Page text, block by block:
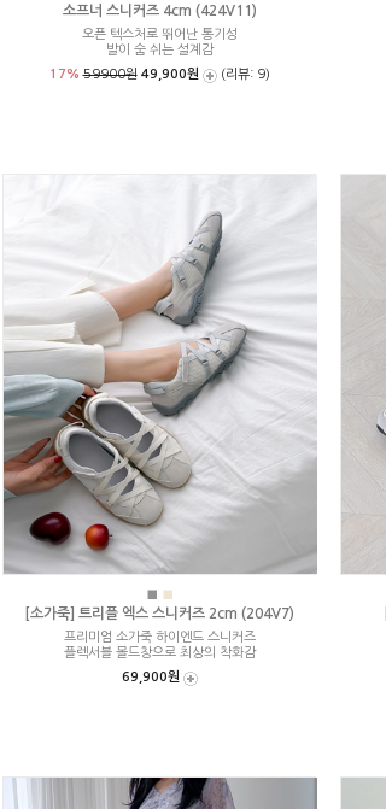
소프너 스니커즈 4cm (424V11)
오픈 텍스처로 뛰어난 통기성
발이 숨 쉬는 설계감
17%59900원 49,900원 (리뷰: 9)
■
[소가죽] 트리플 엑스 스니커즈 2cm (204V7)
프리미엄 소가죽 하이엔드 스니커즈
플렉서블 몰드창으로 최상의 착화감
69,900원